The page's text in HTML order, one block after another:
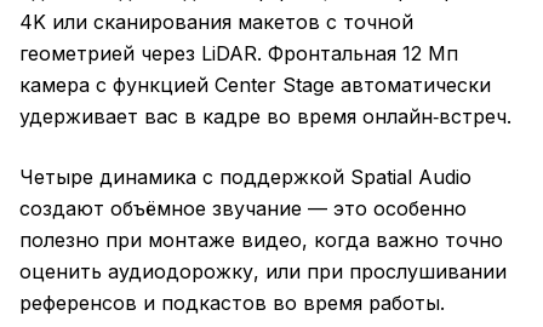
4K или сканирования макетов с точной
геометрией через LiDAR. Фронтальная 12 Мп
камера с функцией Center Stage автоматически
удерживает вас в кадре во время онлайн‑встреч.
Четыре динамика с поддержкой Spatial Audio
создают объёмное звучание — это особенно
полезно при монтаже видео, когда важно точно
оценить аудиодорожку, или при прослушивании
референсов и подкастов во время работы.